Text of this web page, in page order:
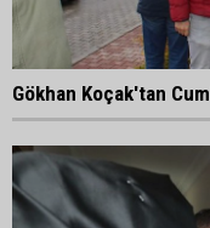
Gökhan Koçak'tan